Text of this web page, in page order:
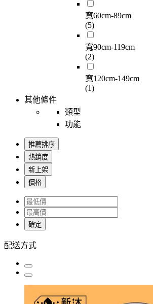
寬60cm-89cm
(5)
寬90cm-119cm
(2)
寬120cm-149cm
(1)
其他條件
類型
功能
推薦排序
熱銷度
新上架
價格
確定
配送方式